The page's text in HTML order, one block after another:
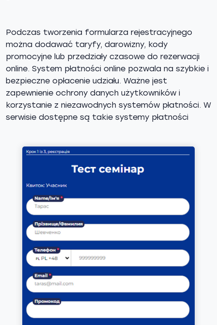
Podczas tworzenia formularza rejestracyjnego
można dodawać taryfy, darowizny, kody
promocyjne lub przedziały czasowe do rezerwacji
online. System płatności online pozwala na szybkie i
bezpieczne opłacenie udziału. Ważne jest
zapewnienie ochrony danych użytkowników i
korzystanie z niezawodnych systemów płatności. W
serwisie dostępne są takie systemy płatności